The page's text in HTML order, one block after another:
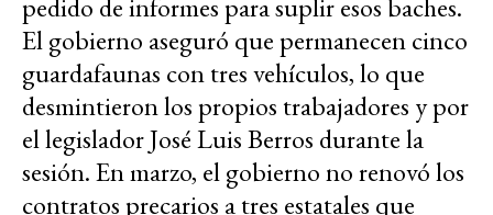
pedido de informes para suplir esos baches.
El gobierno aseguró que permanecen cinco
guardafaunas con tres vehículos, lo que
desmintieron los propios trabajadores y por
el legislador José Luis Berros durante la
sesión. En marzo, el gobierno no renovó los
contratos precarios a tres estatales que